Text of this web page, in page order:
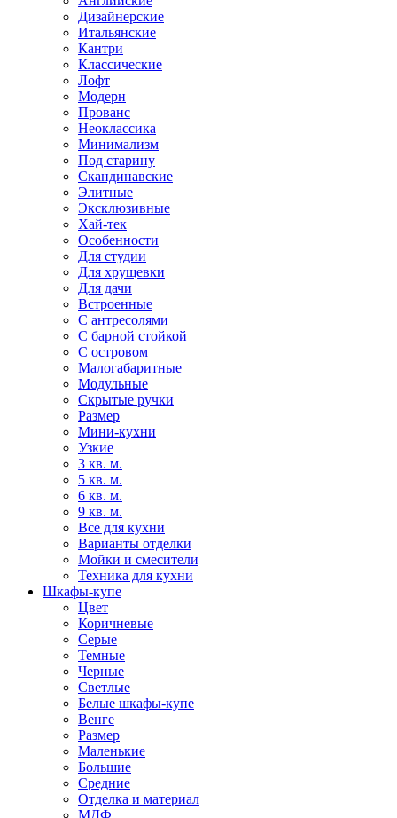
Дизайнерские
Итальянские
Кантри
Классические
Лофт
Модерн
Прованс
Неоклассика
Минимализм
Под старину
Скандинавские
Элитные
Эксклюзивные
Хай-тек
Особенности
Для студии
Для хрущевки
Для дачи
Встроенные
С антресолями
С барной стойкой
С островом
Малогабаритные
Модульные
Скрытые ручки
Размер
Мини-кухни
Узкие
3 кв. м.
5 кв. м.
6 кв. м.
9 кв. м.
Все для кухни
Варианты отделки
Мойки и смесители
Техника для кухни
Шкафы-купе
Цвет
Коричневые
Серые
Темные
Черные
Светлые
Белые шкафы-купе
Венге
Размер
Маленькие
Большие
Средние
Отделка и материал
МДФ